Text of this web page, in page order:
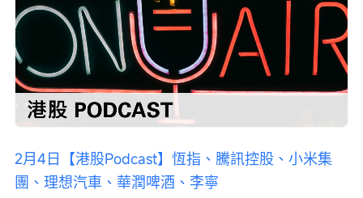
取
消 /
Loaded:
0%
Progress:
0%
放
2月4日【港股Podcast】恆指、騰訊控股、小米集
團、理想汽車、華潤啤酒、李寧